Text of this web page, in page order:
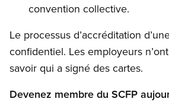
convention collective.
Le processus d’accréditation
confidentiel. Les employeurs
savoir qui a signé des cartes.
Devenez membre du SCFP